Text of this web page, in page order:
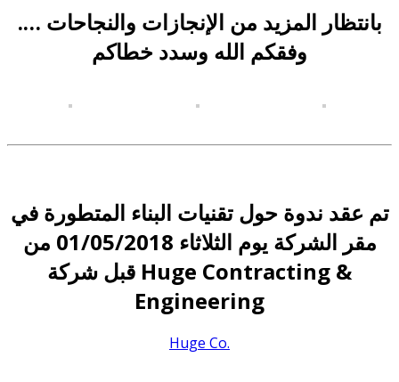
بانتظار المزيد من الإنجازات والنجاحات ….
وفقكم الله وسدد خطاكم
تم عقد ندوة حول تقنيات البناء المتطورة في
مقر الشركة يوم الثلاثاء 01/05/2018 من
قبل شركة Huge Contracting &
Engineering
Huge Co.